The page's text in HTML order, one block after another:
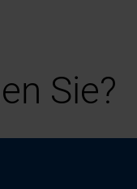
Sie?